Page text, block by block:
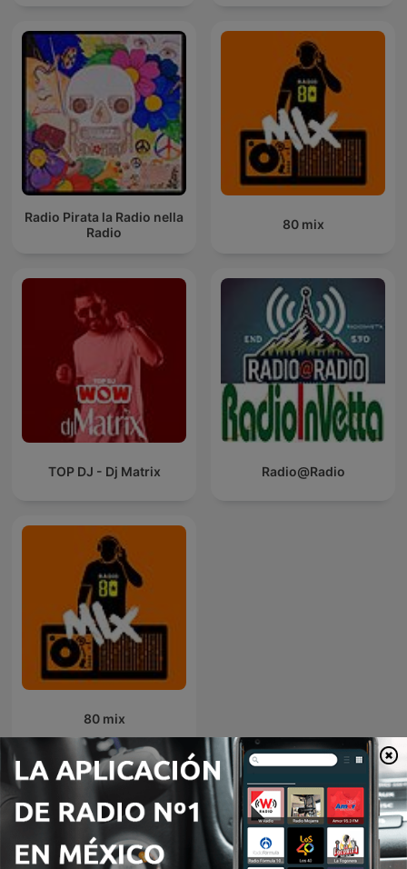
Radio Pirata la Radio nella
Radio
80 mix
TOP DJ - Dj Matrix Radio@Radio
80 mix
Más podcasts internacionales de
Tecnología